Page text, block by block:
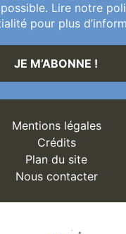
Lire notre
pour plus
Mentions légales
Crédits
Plan du site
Nous contacter